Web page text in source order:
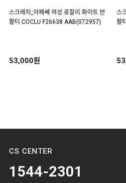
스크래치_아페쎄 여성 로잘리 화이트 반
팔티 COCLU F26638 AAB(072957)
53,000원
스
팔
CS CENTER
1544-2301